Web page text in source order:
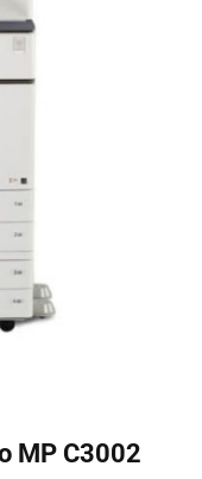
MP C3002